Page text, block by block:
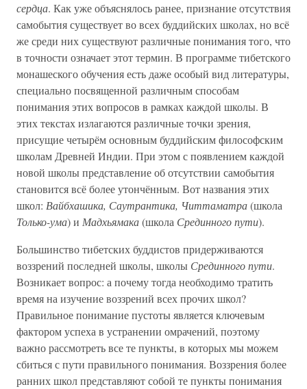
сердца. Как уже объяснялось ранее, признание отсутствия
самобытия существует во всех буддийских школах, но всё
же среди них существуют различные понимания того, что
в точности означает этот термин. В программе тибетского
монашеского обучения есть даже особый вид литературы,
специально посвященной различным способам
понимания этих вопросов в рамках каждой школы. В
этих текстах излагаются различные точки зрения,
присущие четырём основным буддийским философским
школам Древней Индии. При этом с появлением каждой
новой школы представление об отсутствии самобытия
становится всё более утончённым. Вот названия этих
школ: Вайбхашика, Саутрантика, Читтаматра(школа
Только-ума) и Мадхьямака(школа Срединного пути).
Большинство тибетских буддистов придерживаются
воззрений последней школы, школы Срединного пути.
Возникает вопрос: а почему тогда необходимо тратить
время на изучение воззрений всех прочих школ?
Правильное понимание пустоты является ключевым
фактором успеха в устранении омрачений, поэтому
важно рассмотреть все те пункты, в которых мы можем
сбиться с пути правильного понимания. Воззрения более
ранних школ представляют собой те пункты понимания